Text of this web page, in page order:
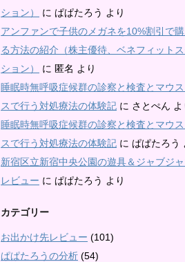
ション）
に ぱぱたろう より
アンファンで子供のメガネを10%割引で
る方法の紹介（株主優待、ベネフィット
ション）
に 匿名 より
睡眠時無呼吸症候群の診察と検査とマウ
スで行う対処療法の体験記 に さとぺん よ
睡眠時無呼吸症候群の診察と検査とマウ
スで行う対処療法の体験記 に ぱぱたろう
新宿区立新宿中央公園の遊具＆ジャブジ
レビュー に ぱぱたろう より
カテゴリー
お出かけ先レビュー (101)
ぱぱたろうの分析 (54)